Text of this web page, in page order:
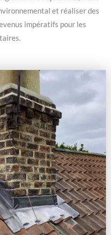
et réaliser des
impératifs pour les